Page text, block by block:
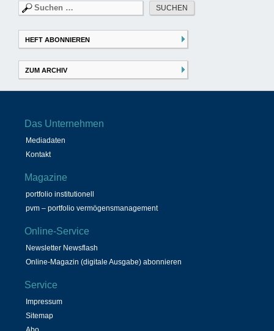
Suchen
nach:
HEFT ABONNIEREN
ZUM ARCHIV
Das Unternehmen
Mediadaten
Kontakt
Magazine
portfolio institutionell
pvm – portfolio vermögensmanagement
Online-Service
Newsletter Newsflash
Online-Magazin (digitale Ausgabe) abonnieren
Service
Impressum
Sitemap